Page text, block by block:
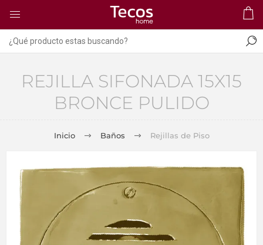
REJILLA SIFONADA 15X15
BRONCE PULIDO
Inicio Baños Rejillas de Piso